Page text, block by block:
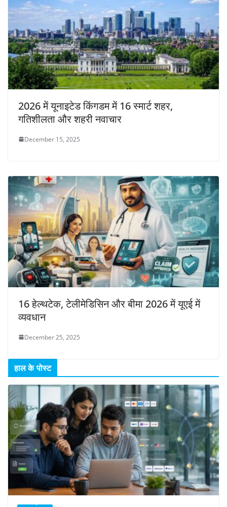
2026 में यूनाइटेड किंगडम में 16 स्मार्ट शहर,
गतिशीलता और शहरी नवाचार
December 15, 2025
16 हेल्थटेक, टेलीमेडिसिन और बीमा 2026 में यूएई में
व्यवधान
December 25, 2025
हाल के पोस्ट